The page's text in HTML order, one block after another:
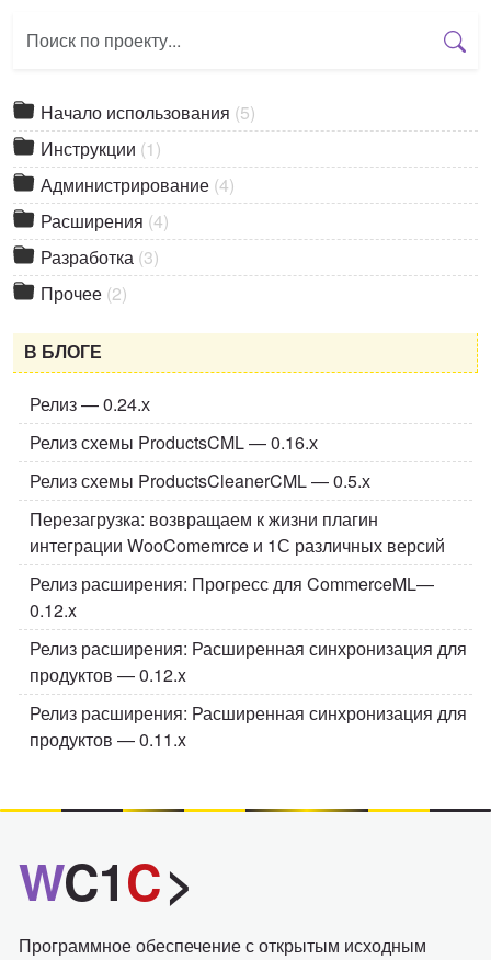
Начало использования (5)
Инструкции (1)
Администрирование (4)
Расширения (4)
Разработка (3)
Прочее (2)
В БЛОГЕ
Релиз — 0.24.х
Релиз схемы ProductsCML — 0.16.х
Релиз схемы ProductsCleanerCML — 0.5.х
Перезагрузка: возвращаем к жизни плагин
интеграции WooComemrce и 1С различных версий
Релиз расширения: Прогресс для CommerceML—
0.12.x
Релиз расширения: Расширенная синхронизация для
продуктов — 0.12.x
Релиз расширения: Расширенная синхронизация для
продуктов — 0.11.x
WC1C>
Программное обеспечение с открытым исходным